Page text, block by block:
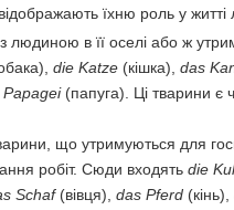
відображають їхню роль у
з людиною в її оселі або ж
die Katze (кішка), das
(папуга). Ці тварини є
що утримуються для
робіт. Сюди входять die
Schaf(вівця), das Pferd (кінь),